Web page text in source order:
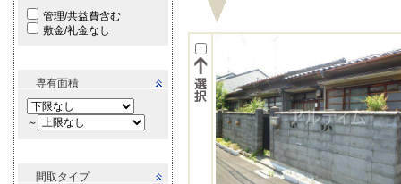
管理/共益費含む
敷金/礼金なし
専有面積
～
間取タイプ